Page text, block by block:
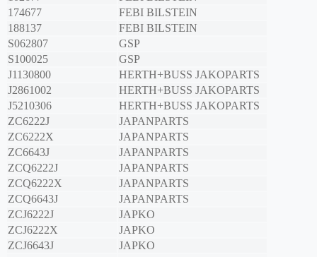
174677
FEBI BILSTEIN
188137
FEBI BILSTEIN
S062807
GSP
S100025
GSP
J1130800
HERTH+BUSS JAKOPARTS
J2861002
HERTH+BUSS JAKOPARTS
J5210306
HERTH+BUSS JAKOPARTS
ZC6222J
JAPANPARTS
ZC6222X
JAPANPARTS
ZC6643J
JAPANPARTS
ZCQ6222J
JAPANPARTS
ZCQ6222X
JAPANPARTS
ZCQ6643J
JAPANPARTS
ZCJ6222J
JAPKO
ZCJ6222X
JAPKO
ZCJ6643J
JAPKO